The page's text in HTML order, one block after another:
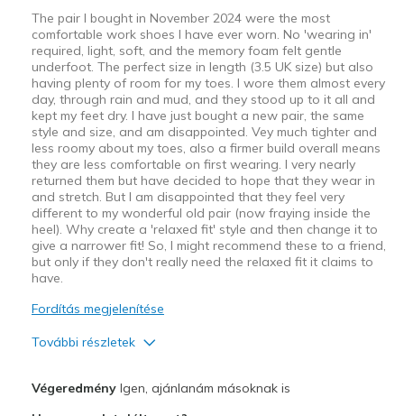
The pair I bought in November 2024 were the most
comfortable work shoes I have ever worn. No 'wearing in'
required, light, soft, and the memory foam felt gentle
underfoot. The perfect size in length (3.5 UK size) but also
having plenty of room for my toes. I wore them almost every
day, through rain and mud, and they stood up to it all and
kept my feet dry. I have just bought a new pair, the same
style and size, and am disappointed. Vey much tighter and
less roomy about my toes, also a firmer build overall means
they are less comfortable on first wearing. I very nearly
returned them but have decided to hope that they wear in
and stretch. But I am disappointed that they feel very
different to my wonderful old pair (now fraying inside the
heel). Why create a 'relaxed fit' style and then change it to
give a narrower fit! So, I might recommend these to a friend,
but only if they don't really need the relaxed fit it claims to
have.
Fordítás megjelenítése
További részletek
VégeredményIgen, ajánlanám másoknak is